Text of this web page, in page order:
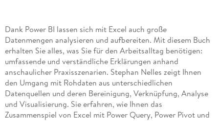
Dank Power BI lassen sich mit Excel auch große
Datenmengen analysieren und aufbereiten. Mit diesem Buch
erhalten Sie alles, was Sie für den Arbeitsalltag benötigen:
umfassende und verständliche Erklärungen anhand
anschaulicher Praxisszenarien. Stephan Nelles zeigt Ihnen
den Umgang mit Rohdaten aus unterschiedlichen
Datenquellen und deren Bereinigung, Verknüpfung, Analyse
und Visualisierung. Sie erfahren, wie Ihnen das
Zusammenspiel von Excel mit Power Query, Power Pivot und